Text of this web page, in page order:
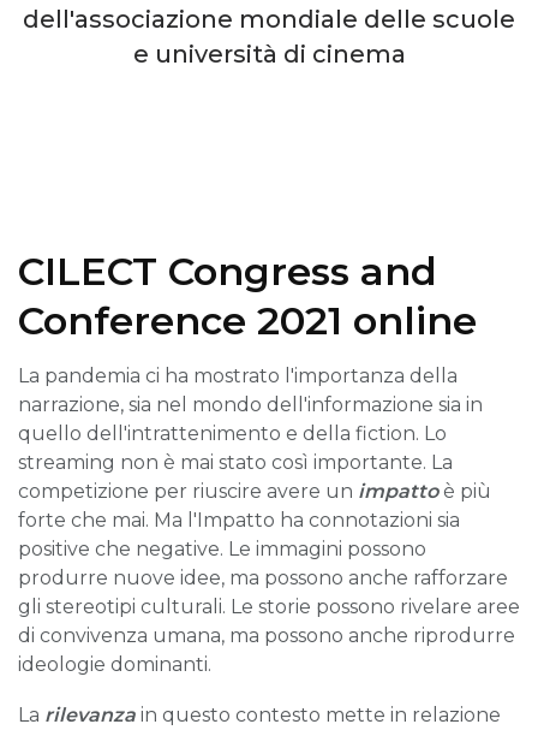
dell'associazione mondiale delle scuole
e università di cinema
CILECT Congress and
Conference 2021 online
La pandemia ci ha mostrato l'importanza della
narrazione, sia nel mondo dell'informazione sia in
quello dell'intrattenimento e della fiction. Lo
streaming non è mai stato così importante. La
competizione per riuscire avere un impattoè più
forte che mai. Ma l'Impatto ha connotazioni sia
positive che negative. Le immagini possono
produrre nuove idee, ma possono anche rafforzare
gli stereotipi culturali. Le storie possono rivelare aree
di convivenza umana, ma possono anche riprodurre
ideologie dominanti.
La rilevanza in questo contesto mette in relazione